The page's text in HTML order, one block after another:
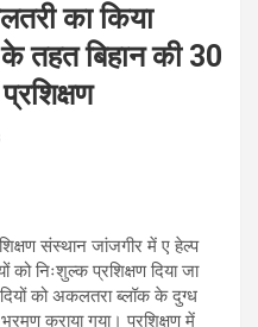
का किया
तहत बिहान की 30
संस्थान जांजगीर में ए हेल्प
निःशुल्क प्रशिक्षण दिया जा
को अकलतरा ब्लॉक के दुग्ध
कराया गया। प्रशिक्षण में